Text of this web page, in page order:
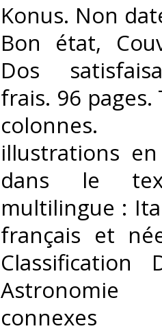
‎Konus. Non
Bon état,
Dos
frais. 96
colonnes.
illustrations
dans le
multilingue :
français et
Classification
Astronomie
connexes‎